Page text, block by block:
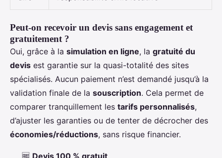
Peut-on recevoir un devis sans engagement et
gratuitement ?
Oui, grâce à la simulation en ligne, la gratuité du
devis est garantie sur la quasi-totalité des sites
spécialisés. Aucun paiement n’est demandé jusqu’à la
validation finale de la souscription. Cela permet de
comparer tranquillement les tarifs personnalisés,
d’ajuster les garanties ou de tenter de décrocher des
économies/réductions, sans risque financier.